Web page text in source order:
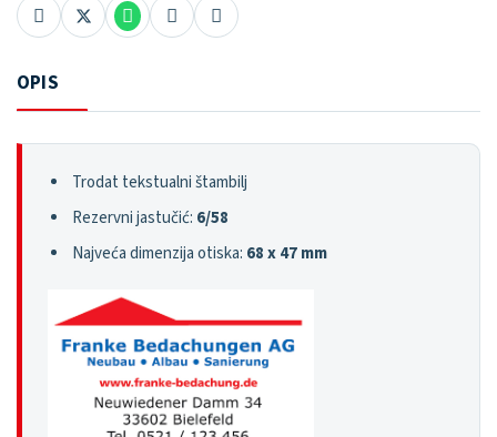
OPIS
Trodat tekstualni štambilj
Rezervni jastučić: 6/58
Najveća dimenzija otiska: 68 x 47 mm